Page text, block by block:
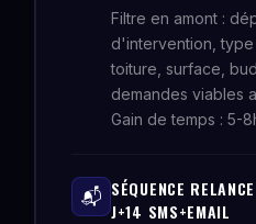
Filtre en amont :
d'intervention,
toiture, surface,
demandes viables
Gain de temps : 5-
📬 SÉQUENCE
J+14 SMS+EMAIL